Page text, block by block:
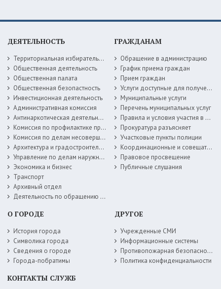
ДЕЯТЕЛЬНОСТЬ
Территориальная избирательная комиссия
Общественная деятельность
Общественная палата
Общественная безопастность
Инвестиционная деятельность
Административная комиссия
Антинаркотическая деятельность
Комиссия по профилактике правонарушений
Комиссия по делам несовершеннолетних
Архитектура и градостроительство
Управление по делам наружной рекламы
Экономика и бизнес
Транспорт
Архивный отдел
Деятельность по обращению с животными без владельцев
ГРАЖДАНАМ
Обращение в администрацию
График приема граждан
Прием граждан
Услуги доступные для получения в электронной форме
Муниципальные услуги
Перечень муниципальных услуг
Правила и условия участия в жилищных программах
Прокуратура разъясняет
Участковые пункты полиции
Координационные и совещательные органы
Правовое просвещение
Публичные слушания
О ГОРОДЕ
История города
Символика города
Сведения о городе
Города-побратимы
ДРУГОЕ
Учрежденные СМИ
Информационные системы
Противопожарная безопасность
Политика конфиденциальности
КОНТАКТЫ СЛУЖБ